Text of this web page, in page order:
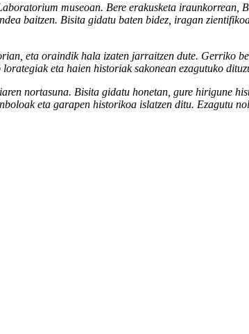
museoan. Bere erakusketa iraunkorrean,
baitzen. Bisita gidatu baten bidez, iragan
eta oraindik hala izaten jarraitzen dute. Gerriko
eta haien historiak sakonean ezagutuko
nortasuna. Bisita gidatu honetan, gure hirigune
eta garapen historikoa islatzen ditu. Ezagutu